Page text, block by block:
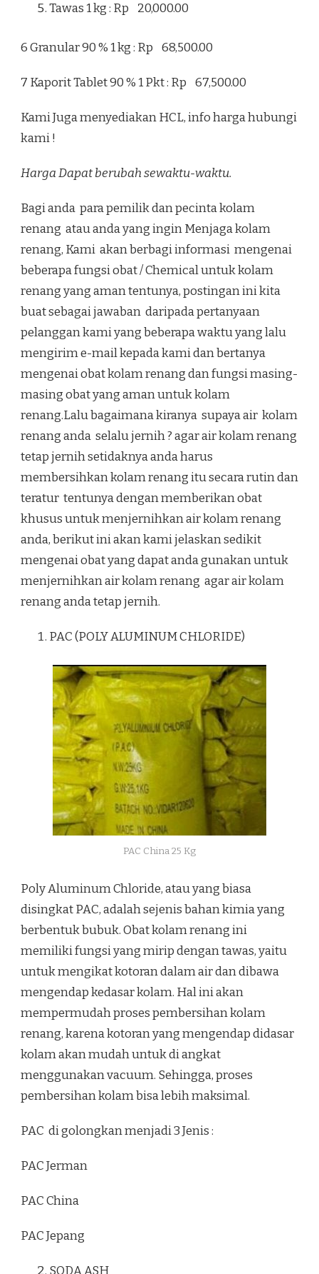
Tawas 1 kg : Rp 20,000.00
6 Granular 90 % 1 kg : Rp 68,500.00
7 Kaporit Tablet 90 % 1 Pkt : Rp 67,500.00
Kami Juga menyediakan HCL, info harga hubungi
kami !
Harga Dapat berubah sewaktu-waktu.
Bagi anda para pemilik dan pecinta kolam
renang atau anda yang ingin Menjaga kolam
renang, Kami akan berbagi informasi mengenai
beberapa fungsi obat / Chemical untuk kolam
renang yang aman tentunya, postingan ini kita
buat sebagai jawaban daripada pertanyaan
pelanggan kami yang beberapa waktu yang lalu
mengirim e-mail kepada kami dan bertanya
mengenai obat kolam renang dan fungsi masing-
masing obat yang aman untuk kolam
renang.Lalu bagaimana kiranya supaya air kolam
renang anda selalu jernih ? agar air kolam renang
tetap jernih setidaknya anda harus
membersihkan kolam renang itu secara rutin dan
teratur tentunya dengan memberikan obat
khusus untuk menjernihkan air kolam renang
anda, berikut ini akan kami jelaskan sedikit
mengenai obat yang dapat anda gunakan untuk
menjernihkan air kolam renang agar air kolam
renang anda tetap jernih.
PAC (POLY ALUMINUM CHLORIDE)
PAC China 25 Kg
Poly Aluminum Chloride, atau yang biasa
disingkat PAC, adalah sejenis bahan kimia yang
berbentuk bubuk. Obat kolam renang ini
memiliki fungsi yang mirip dengan tawas, yaitu
untuk mengikat kotoran dalam air dan dibawa
mengendap kedasar kolam. Hal ini akan
mempermudah proses pembersihan kolam
renang, karena kotoran yang mengendap didasar
kolam akan mudah untuk di angkat
menggunakan vacuum. Sehingga, proses
pembersihan kolam bisa lebih maksimal.
PAC di golongkan menjadi 3 Jenis :
PAC Jerman
PAC China
PAC Jepang
SODA ASH